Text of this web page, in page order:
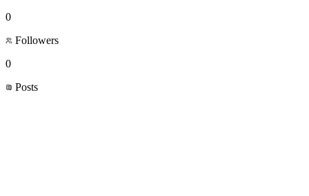
0
Followers
0
Posts